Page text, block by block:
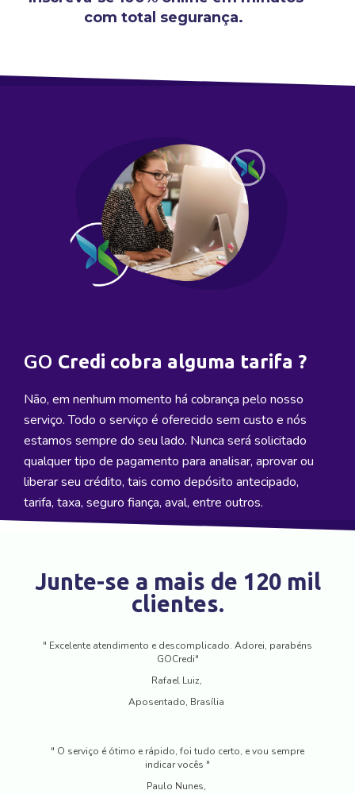
com total segurança.
GO Credi cobra alguma tarifa ?
Não, em nenhum momento há cobrança pelo nosso
serviço. Todo o serviço é oferecido sem custo e nós
estamos sempre do seu lado. Nunca será solicitado
qualquer tipo de pagamento para analisar, aprovar ou
liberar seu crédito, tais como depósito antecipado,
tarifa, taxa, seguro fiança, aval, entre outros.
Junte-se a mais de 120 mil
clientes.
" Excelente atendimento e descomplicado. Adorei, parabéns
GOCredi"
Rafael Luiz,
Aposentado, Brasília
" O serviço é ótimo e rápido, foi tudo certo, e vou sempre
indicar vocês "
Paulo Nunes,